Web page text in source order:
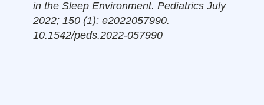
in the Sleep Environment. Pediatrics July
2022; 150 (1): e2022057990.
10.1542/peds.2022-057990